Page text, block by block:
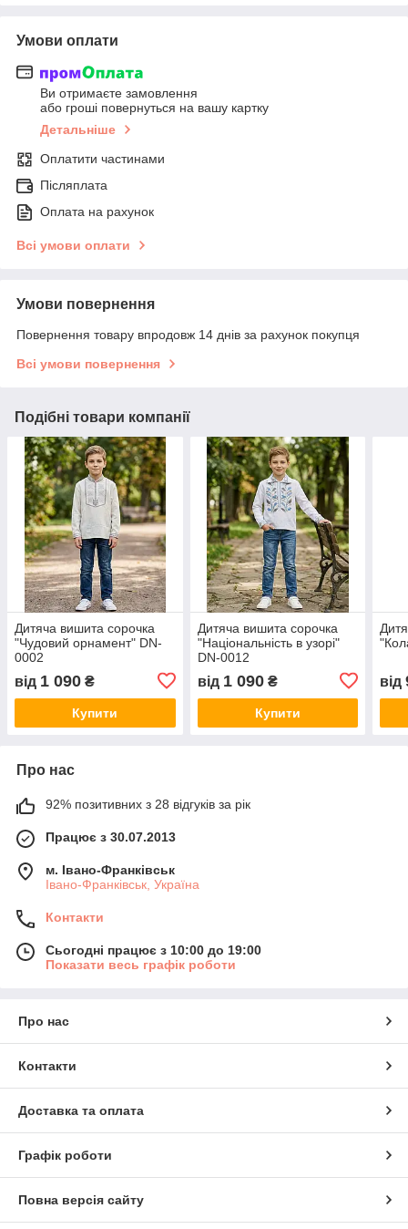
Умови оплати
Ви отримаєте замовлення
або гроші повернуться на вашу картку
Детальніше
Оплатити частинами
Післяплата
Оплата на рахунок
Всі умови оплати
Умови повернення
Повернення товару впродовж 14 днів за рахунок покупця
Всі умови повернення
Подібні товари компанії
Дитяча вишита сорочка
"Чудовий орнамент" DN-
0002
від 1 090 ₴
Купити
Дитяча вишита сорочка
"Національність в узорі"
DN-0012
від 1 090₴
Купити
від
Про нас
92% позитивних з 28 відгуків за рік
Працює з 30.07.2013
м. Івано-Франківськ
Івано-Франківськ, Україна
Контакти
Сьогодні працює з 10:00 до 19:00
Показати весь графік роботи
Про нас
Контакти
Доставка та оплата
Графік роботи
Повна версія сайту